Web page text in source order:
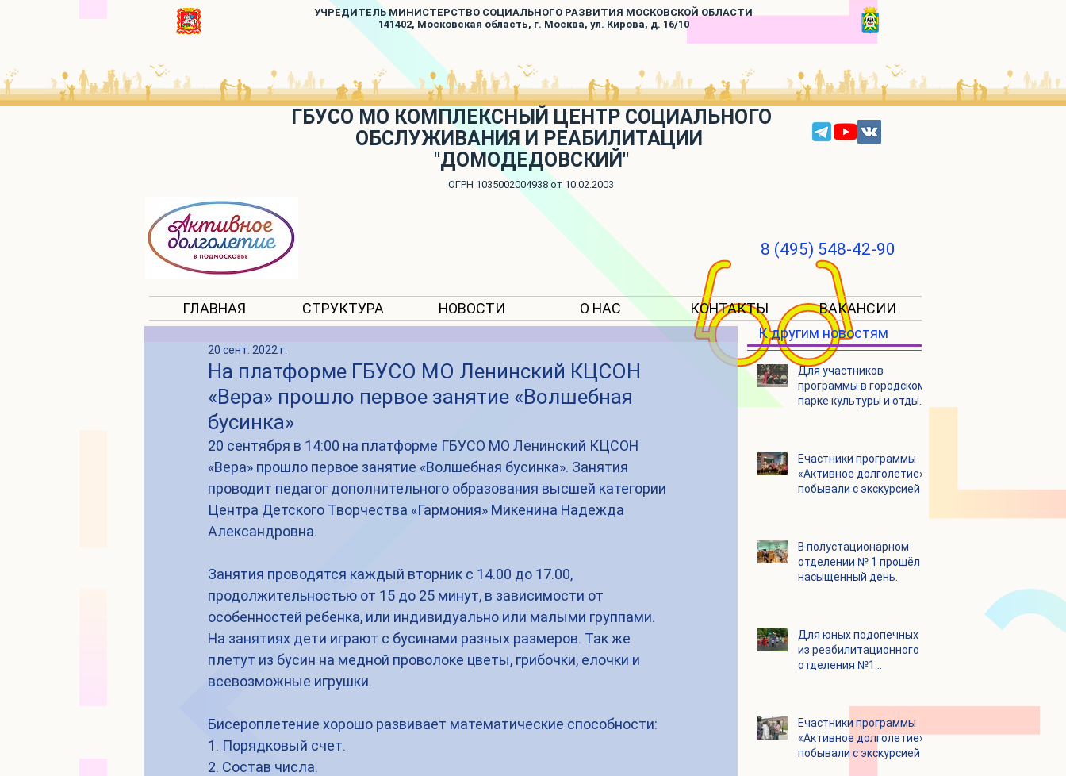
УЧРЕДИТЕЛЬ МИНИСТЕРСТВО СОЦИАЛЬНОГО РАЗВИТИЯ МОСКОВСКОЙ ОБЛАСТИ
141402, Московская область, г. Москва, ул. Кирова, д. 16/10
ГБУСО МО КОМПЛЕКСНЫЙ ЦЕНТР СОЦИАЛЬНОГО
ОБСЛУЖИВАНИЯ И РЕАБИЛИТАЦИИ
"ДОМОДЕДОВСКИЙ"
ОГРН 1035002004938 от 10.02.2003
8 (495) 548-42-90
ГЛАВНАЯ СТРУКТУРА НОВОСТИ О НАС КОНТАКТЫ ВАКАНСИИ
На платформе ГБУСО МО Ленинский КЦСОН
«Вера» прошло первое занятие «Волшебная
бусинка»
20 сент. 2022 г.
20 сентября в 14:00 на платформе ГБУСО МО Ленинский КЦСОН
«Вера» прошло первое занятие «Волшебная бусинка». Занятия
проводит педагог дополнительного образования высшей категории
Центра Детского Творчества «Гармония» Микенина Надежда
Александровна.
Занятия проводятся каждый вторник с 14.00 до 17.00,
продолжительностью от 15 до 25 минут, в зависимости от
особенностей ребенка, или индивидуально или малыми группами.
На занятиях дети играют с бусинами разных размеров. Так же
плетут из бусин на медной проволоке цветы, грибочки, елочки и
всевозможные игрушки.
Бисероплетение хорошо развивает математические способности:
1. Порядковый счет.
2. Состав числа.
К другим новостям
Для участников
программы в городском
парке культуры и отдыха
Eчастники программы
«Активное долголетие»
побывали с экскурсией в
В полустационарном
отделении № 1 прошёл
насыщенный день.
Для юных подопечных
из реабилитационного
отделения №1
Eчастники программы
«Активное долголетие»
побывали с экскурсией в